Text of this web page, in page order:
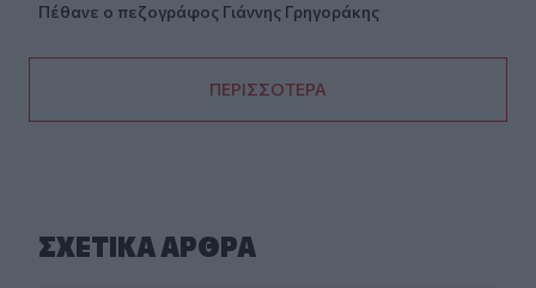
Πέθανε ο πεζογράφος Γιάννης Γρηγοράκης
ΠΕΡΙΣΣΟΤΕΡΑ
ΣΧΕΤΙΚA AΡΘΡΑ